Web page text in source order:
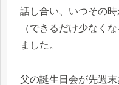
話し合い、いつその
（できるだけ少なく
ました。
父の誕生日会が先週